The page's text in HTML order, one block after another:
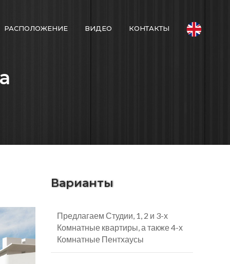
РАСПОЛОЖЕНИЕ ВИДЕО КОНТАКТЫ
Варианты
Предлагаем Студии, 1, 2 и 3-х
Комнатные квартиры, а также 4-х
Комнатные Пентхаусы